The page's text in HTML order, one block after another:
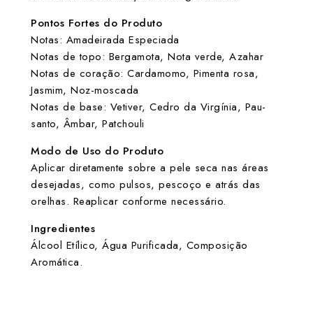
Pontos Fortes do Produto
Notas: Amadeirada Especiada
Notas de topo: Bergamota, Nota verde, Azahar
Notas de coração: Cardamomo, Pimenta rosa,
Jasmim, Noz-moscada
Notas de base: Vetiver, Cedro da Virgínia, Pau-
santo, Âmbar, Patchouli
Modo de Uso do Produto
Aplicar diretamente sobre a pele seca nas áreas
desejadas, como pulsos, pescoço e atrás das
orelhas. Reaplicar conforme necessário.
Ingredientes
Álcool Etílico, Água Purificada, Composição
Aromática.